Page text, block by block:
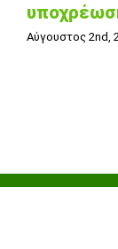
Αύγουστος 2nd,